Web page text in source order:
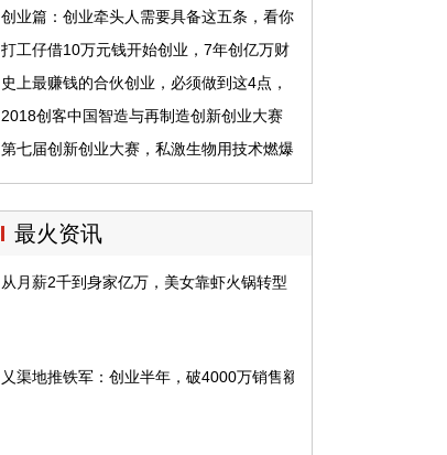
创业篇：创业牵头人需要具备这五条，看你
具备了几条？
打工仔借10万元钱开始创业，7年创亿万财
富！
史上最赚钱的合伙创业，必须做到这4点，
百分百只赚不赔
2018创客中国智造与再制造创新创业大赛
总决赛圆满落幕
第七届创新创业大赛，私激生物用技术燃爆
赛场
最火资讯
从月薪2千到身家亿万，美女靠虾火锅转型，4年开600家店狂赚3
乂渠地推铁军：创业半年，破4000万销售额，明年要突破3亿